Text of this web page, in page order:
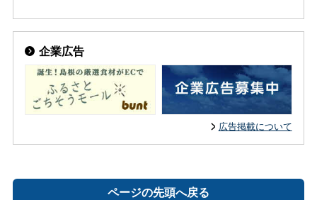
企業広告
広告掲載について
ページの先頭へ戻る